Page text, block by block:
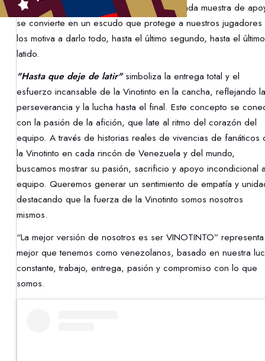
perseverancia. Cada aliento, cada grito, cada muestra de
se convierte en un escudo que protege a nuestros jugadores
los motiva a darlo todo, hasta el último segundo, hasta el último
latido.
"Hasta que deje de latir"simboliza la entrega total y el
esfuerzo incansable de la Vinotinto en la cancha, reflejando la
perseverancia y la lucha hasta el final. Este concepto se
con la pasión de la afición, que late al ritmo del corazón del
equipo. A través de historias reales de vivencias de fanáticos
la Vinotinto en cada rincón de Venezuela y del mundo,
buscamos mostrar su pasión, sacrificio y apoyo incondicional
equipo. Queremos generar un sentimiento de empatía y
destacando que la fuerza de la Vinotinto somos nosotros
mismos.
“La mejor versión de nosotros es ser VINOTINTO”
mejor que tenemos como venezolanos, basado en nuestra
constante, trabajo, entrega, pasión y compromiso con lo que
somos.